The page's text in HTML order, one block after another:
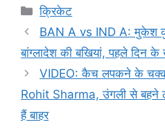
Categories
क्रिकेट
BAN A vs IND A: मुकेश
बांग्लादेश की बखियां, पहले दिन के
VIDEO: कैच लपकने के
Rohit Sharma, उंगली से बहने
हैं बाहर